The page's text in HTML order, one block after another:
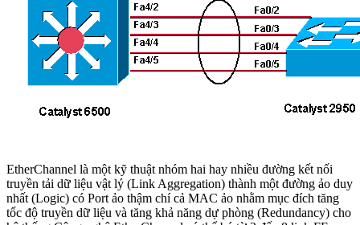
EtherChannel là một kỹ thuật nhóm hai hay nhiều đường kết nối
truyền tải dữ liệu vật lý (Link Aggregation) thành một đường ảo duy
nhất (Logic) có Port ảo thậm chí cả MAC ảo nhằm mục đích tăng
tốc độ truyền dữ liệu và tăng khả năng dự phòng (Redundancy) cho